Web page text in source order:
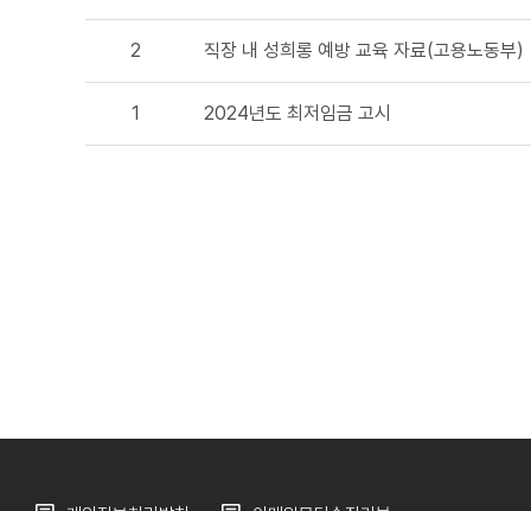
2 직장 내 성희롱 예방 교육 자료(고용노동부)
1 2024년도 최저임금 고시